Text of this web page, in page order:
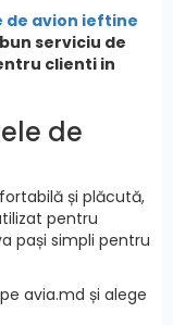
de avion ieftine
serviciu de
clienti in
de
și plăcută,
pentru
pași simpli pentru
avia.md și alege